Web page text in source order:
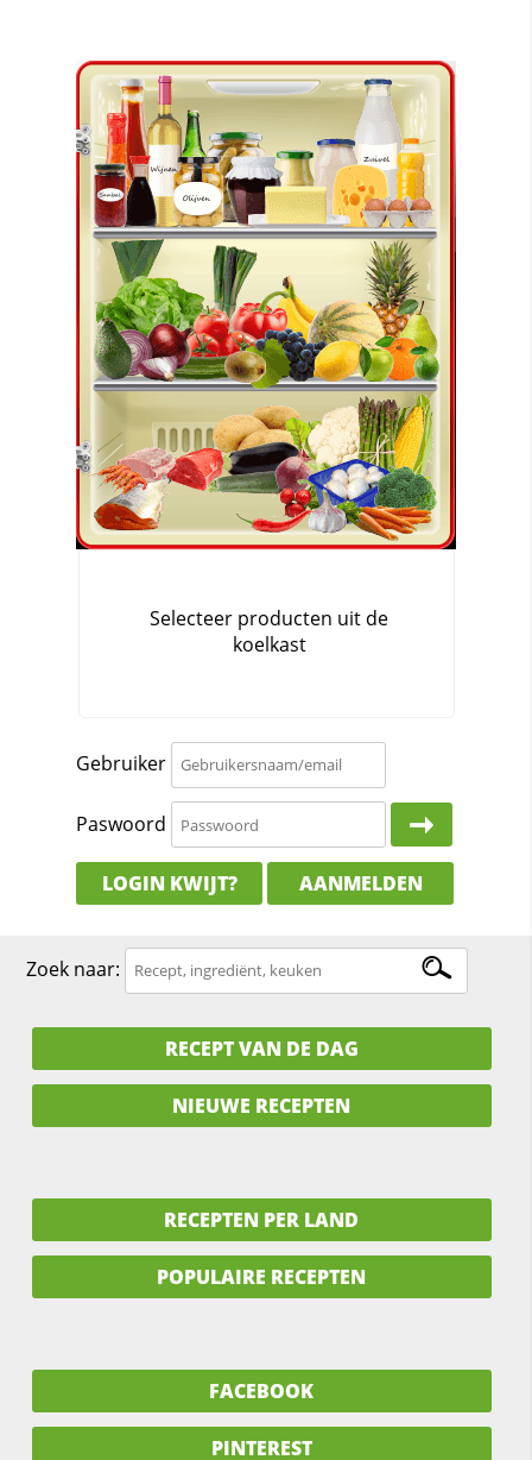
Gebruiker
Paswoord
LOGIN KWIJT? AANMELDEN
Zoek naar:
RECEPT VAN DE DAG
NIEUWE RECEPTEN
RECEPTEN PER LAND
POPULAIRE RECEPTEN
FACEBOOK
PINTEREST